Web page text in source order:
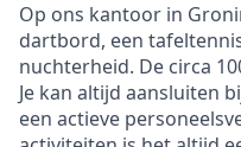
Op ons kantoor in
dartbord, een
nuchterheid. De circa
Je kan altijd aansluiten
een actieve